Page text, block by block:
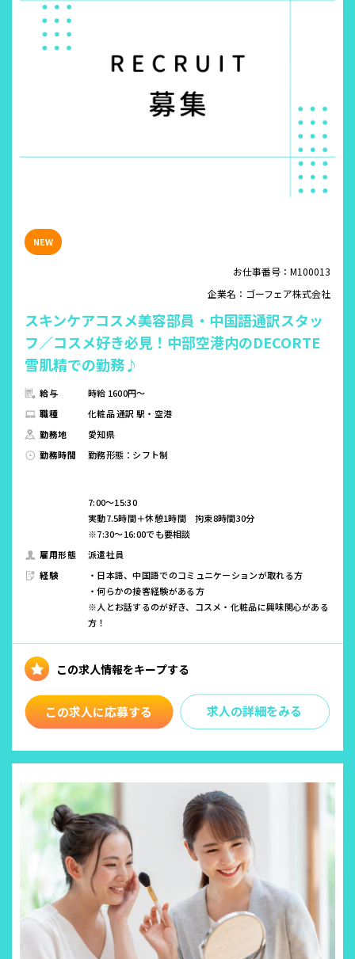
お仕事番号：M100013
企業名：ゴーフェア株式会社
スキンケアコスメ美容部員・中国語通訳スタッ
フ／コスメ好き必見！中部空港内のDECORTE
雪肌精での勤務♪
給与
時給 1600円～
職種
化粧品 通訳 駅・空港
勤務地
愛知県
勤務時間
勤務形態：シフト制
7:00〜15:30
実動7.5時間＋休憩1時間 拘束8時間30分
※7:30～16:00でも要相談
雇用形態
派遣社員
経験
・日本語、中国語でのコミュニケーションが取れる方
・何らかの接客経験がある方
※人とお話するのが好き、コスメ・化粧品に興味関心がある
方！
求人の詳細をみる